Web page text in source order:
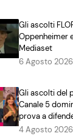
Gli ascolti
Oppenheimer
Mediaset
6 Agosto 2026
Gli ascolti del
Canale 5
prova a
4 Agosto 2026